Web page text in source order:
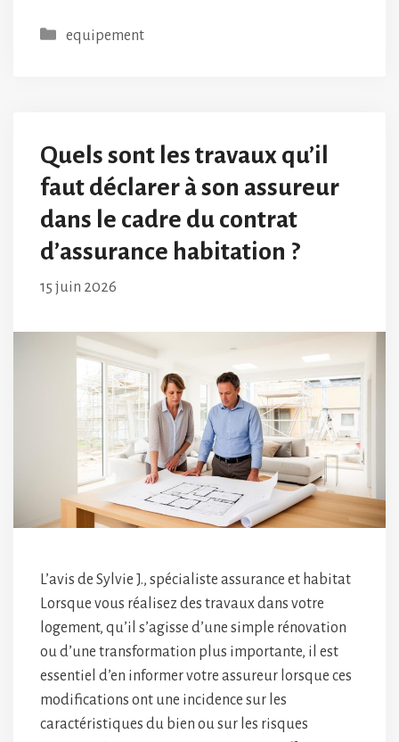
Catégories
equipement
Quels sont les travaux qu’il
faut déclarer à son assureur
dans le cadre du contrat
d’assurance habitation ?
15 juin 2026
L’avis de Sylvie J., spécialiste assurance et habitat
Lorsque vous réalisez des travaux dans votre
logement, qu’il s’agisse d’une simple rénovation
ou d’une transformation plus importante, il est
essentiel d’en informer votre assureur lorsque ces
modifications ont une incidence sur les
caractéristiques du bien ou sur les risques